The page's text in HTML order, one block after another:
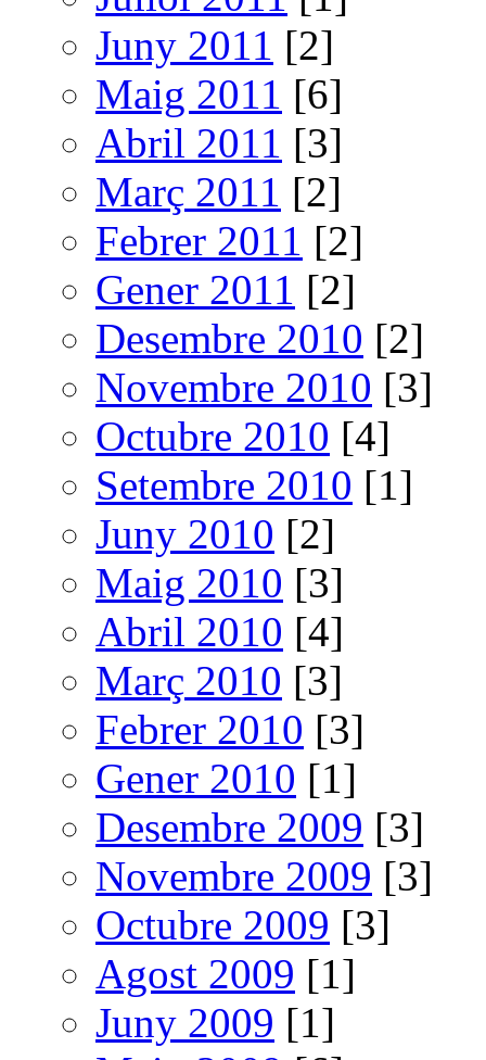
Juny 2011 [2]
Maig 2011 [6]
Abril 2011 [3]
Març 2011 [2]
Febrer 2011 [2]
Gener 2011 [2]
Desembre 2010 [2]
Novembre 2010 [3]
Octubre 2010 [4]
Setembre 2010 [1]
Juny 2010 [2]
Maig 2010 [3]
Abril 2010 [4]
Març 2010 [3]
Febrer 2010 [3]
Gener 2010 [1]
Desembre 2009 [3]
Novembre 2009 [3]
Octubre 2009 [3]
Agost 2009 [1]
Juny 2009 [1]